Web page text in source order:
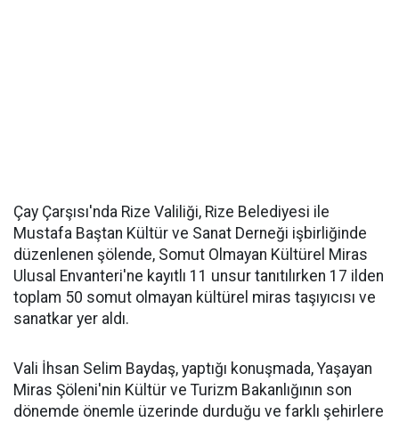
Çay Çarşısı'nda Rize Valiliği, Rize Belediyesi ile
Mustafa Baştan Kültür ve Sanat Derneği işbirliğinde
düzenlenen şölende, Somut Olmayan Kültürel Miras
Ulusal Envanteri'ne kayıtlı 11 unsur tanıtılırken 17 ilden
toplam 50 somut olmayan kültürel miras taşıyıcısı ve
sanatkar yer aldı.
Vali İhsan Selim Baydaş, yaptığı konuşmada, Yaşayan
Miras Şöleni'nin Kültür ve Turizm Bakanlığının son
dönemde önemle üzerinde durduğu ve farklı şehirlere